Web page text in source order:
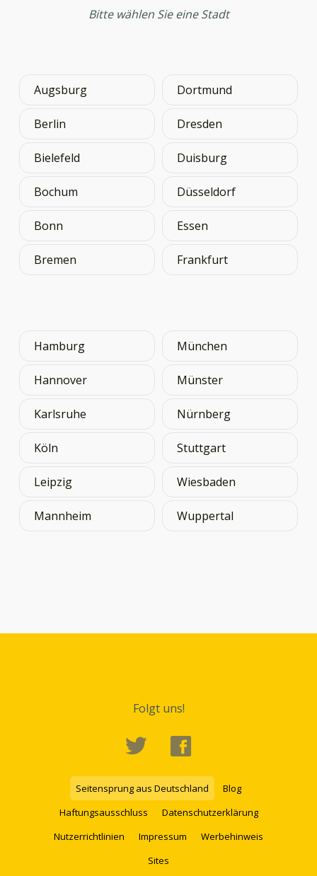
Bitte wählen Sie eine Stadt
Augsburg
Berlin
Bielefeld
Bochum
Bonn
Bremen
Dortmund
Dresden
Duisburg
Düsseldorf
Essen
Frankfurt
Hamburg
Hannover
Karlsruhe
Köln
Leipzig
Mannheim
München
Münster
Nürnberg
Stuttgart
Wiesbaden
Wuppertal
Folgt uns!
Seitensprung aus Deutschland
Blog
Haftungsausschluss
Datenschutzerklärung
Nutzerrichtlinien
Impressum
Werbehinweis
Sites